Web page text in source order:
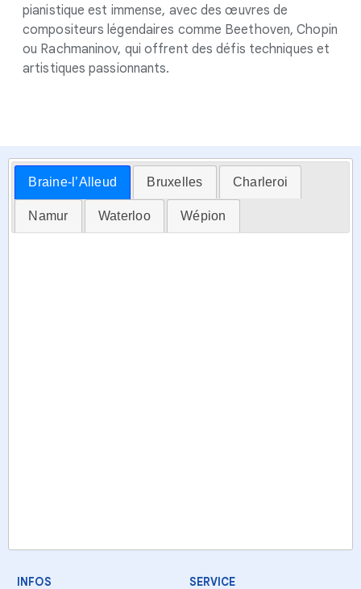
pianistique est immense, avec des œuvres de
compositeurs légendaires comme Beethoven, Chopin
ou Rachmaninov, qui offrent des défis techniques et
artistiques passionnants.
Braine-l’Alleud Bruxelles Charleroi
Namur Waterloo Wépion
INFOS SERVICE